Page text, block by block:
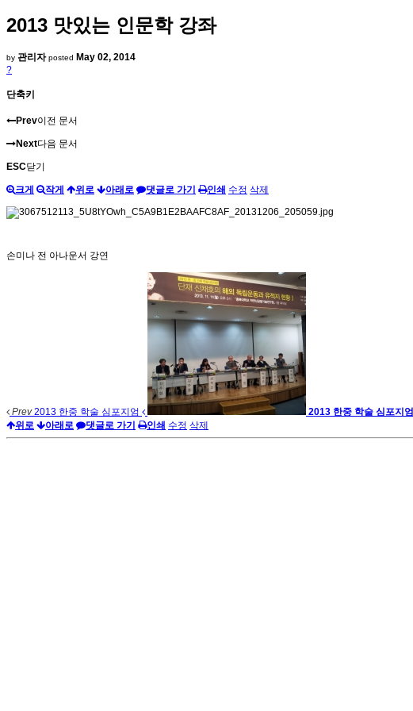
2013 맛있는 인문학 강좌
by 관리자 posted May 02, 2014
?
단축키
Prev이전 문서
Next다음 문서
ESC닫기
크게 작게 위로 아래로 댓글로 가기 인쇄 수정 삭제
손미나 전 아나운서 강연
Prev2013 한중 학술 심포지엄 2013 한중 학술 심포지엄
위로
아래로 댓글로 가기 인쇄 수정 삭제